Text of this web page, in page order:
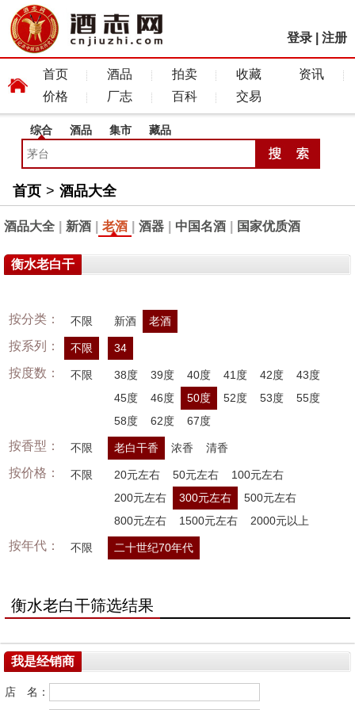
登录 注册
首页 酒品 拍卖 收藏
资讯
价格
厂志 百科 交易
综合 酒品 集市 藏品
首页 > 酒品大全
酒品大全 新酒 老酒 酒器 中国名酒 国家优质酒
衡水老白干
按分类： 不限 新酒 老酒
按系列： 不限 34
按度数： 不限 38度 39度 40度 41度 42度
43度
45度
46度 50度 52度 53度
55度
58度
62度 67度
按香型： 不限 老白干香 浓香 清香
按价格： 不限 20元左右 50元左右
100元左右
200元左右
300元左右
500元左右
800元左右
1500元左右 2000元以上
按年代： 不限 二十世纪70年代
衡水老白干筛选结果
我是经销商
店 名：